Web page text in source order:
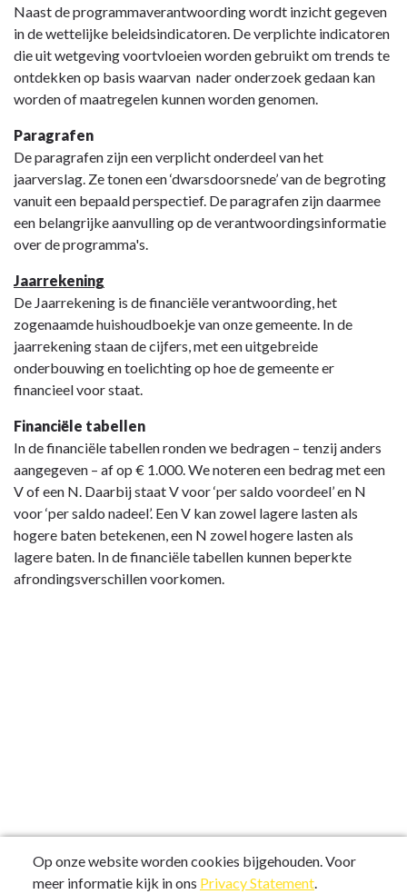
Naast de programmaverantwoording wordt inzicht gegeven
in de wettelijke beleidsindicatoren. De verplichte indicatoren
die uit wetgeving voortvloeien worden gebruikt om trends te
ontdekken op basis waarvan nader onderzoek gedaan kan
worden of maatregelen kunnen worden genomen.
Paragrafen
De paragrafen zijn een verplicht onderdeel van het
jaarverslag. Ze tonen een ‘dwarsdoorsnede’ van de begroting
vanuit een bepaald perspectief. De paragrafen zijn daarmee
een belangrijke aanvulling op de verantwoordingsinformatie
over de programma's.
Jaarrekening
De Jaarrekening is de financiële verantwoording, het
zogenaamde huishoudboekje van onze gemeente. In de
jaarrekening staan de cijfers, met een uitgebreide
onderbouwing en toelichting op hoe de gemeente er
financieel voor staat.
Financiële tabellen
In de financiële tabellen ronden we bedragen – tenzij anders
aangegeven – af op € 1.000. We noteren een bedrag met een
V of een N. Daarbij staat V voor ‘per saldo voordeel’ en N
voor ‘per saldo nadeel’. Een V kan zowel lagere lasten als
hogere baten betekenen, een N zowel hogere lasten als
lagere baten. In de financiële tabellen kunnen beperkte
afrondingsverschillen voorkomen.
Op onze website worden cookies bijgehouden. Voor
meer informatie kijk in ons Privacy Statement.